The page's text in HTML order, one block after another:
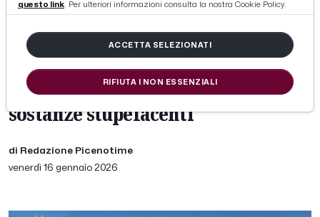
Guardia di Finanza Macerata:
operazione antidroga a Civitanova
Marche. Quattro arresti e
sequestrati oltre 610 grammi di
sostanze stupefacenti
di Redazione Picenotime
venerdì 16 gennaio 2026
questo link. Per ulteriori informazioni consulta la nostra Cookie Policy.
ACCETTA SELEZIONATI
RIFIUTA I NON ESSENZIALI